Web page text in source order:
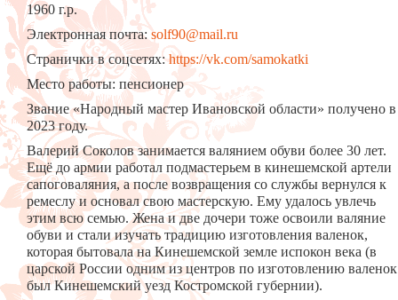
1960 г.р.
Электронная почта:solf90@mail.ru
Странички в соцсетях:https://vk.com/samokatki
Место работы: пенсионер
Звание «Народный мастер Ивановской области» получено в
2023 году.
Валерий Соколов занимается валянием обуви более 30 лет.
Ещё до армии работал подмастерьем в кинешемской артели
сапоговаляния, а после возвращения со службы вернулся к
ремеслу и основал свою мастерскую. Ему удалось увлечь
этим всю семью. Жена и две дочери тоже освоили валяние
обуви и стали изучать традицию изготовления валенок,
которая бытовала на Кинешемской земле испокон века (в
царской России одним из центров по изготовлению валенок
был Кинешемский уезд Костромской губернии).